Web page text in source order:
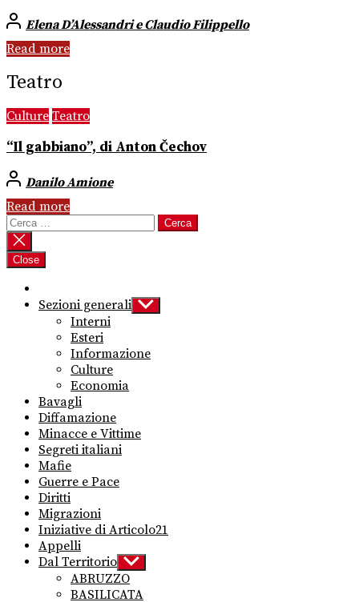
Elena D’Alessandri e Claudio Filippello
Read more
Teatro
Culture Teatro
“Il gabbiano”, di Anton Čechov
Danilo Amione
Read more
Ricerca
per:
Close
Sezioni generali Show
sub
Interni
Esteri
Informazione
Culture
Economia
Bavagli
Diffamazione
Minacce e Vittime
Segreti italiani
Mafie
Guerre e Pace
Diritti
Migrazioni
Iniziative di Articolo21
Appelli
Dal Territorio Show
sub
menu
ABRUZZO
BASILICATA